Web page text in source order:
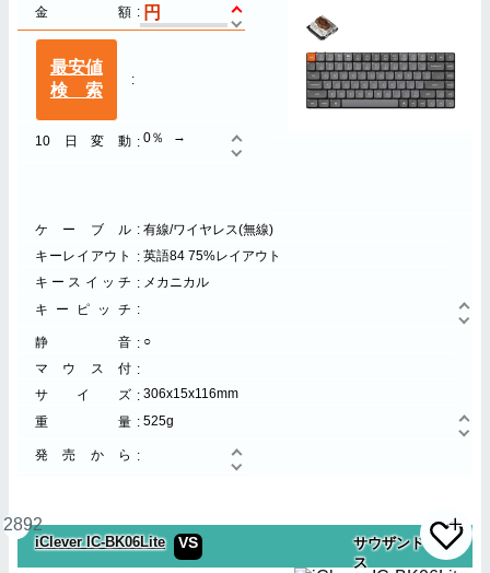
金額
最安値
検索
10日変動 0％
ケーブル
有線/ワイヤレス(無線)
キーレイアウト
英語84 75%レイアウト
キースイッチ
メカニカル
キーピッチ
静音
○
マウス付
サイズ
306x15x116mm
重量
525g
発売から
2892
iClever IC-BK06Lite VS
サウザンドショア
ス